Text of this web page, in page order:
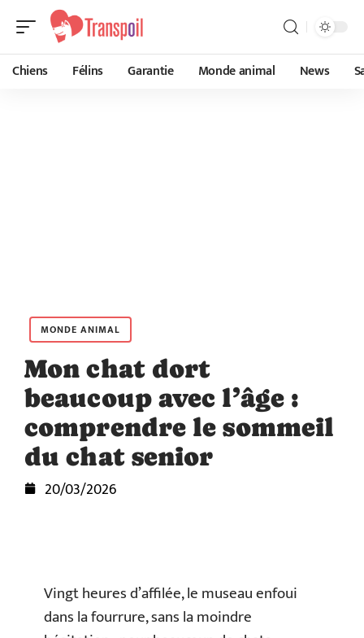
Chiens Félins Garantie Monde animal News
MONDE ANIMAL
Mon chat dort
beaucoup avec l’âge :
comprendre le sommeil
du chat senior
20/03/2026
Vingt heures d’affilée, le museau enfoui
dans la fourrure, sans la moindre